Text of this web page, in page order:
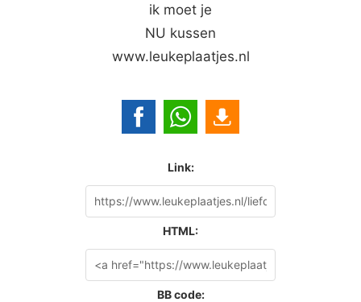
ik moet je
NU kussen
www.leukeplaatjes.nl
Link:
HTML:
BB code: